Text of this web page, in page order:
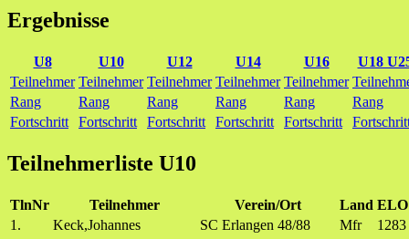
Ergebnisse
U8 U10 U12 U14 U16
U18
Teilnehmer Teilnehmer Teilnehmer Teilnehmer Teilnehmer
Rang
Rang Rang Rang Rang
Rang
Fortschritt
Fortschritt Fortschritt Fortschritt Fortschritt
Teilnehmerliste U10
TlnNr Teilnehmer Verein/Ort Land ELO
1.
Keck,Johannes SC Erlangen 48/88 Mfr
1283